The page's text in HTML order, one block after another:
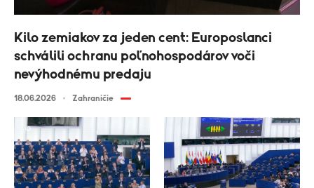
Kilo zemiakov za jeden cent: Europoslanci
schválili ochranu poľnohospodárov voči
nevýhodnému predaju
18.06.2026 Zahraničie